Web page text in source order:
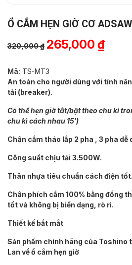
Ổ CẮM HẸN GIỜ CƠ
320,000₫ Giá
là:
320,000 ₫.
265,000 ₫Giá
là:
Mã: TS-MT3
An toàn cho người dùng với tính
tải (breaker).
Có thể hẹn giờ tắt/bật theo chu kì
chu kì cách nhau 15′)
Chân cắm tháo lắp 2 pha , 3 pha dễ
Công suất chịu tải 3.500W.
Thân nhựa tiêu chuẩn cách điện tốt.
Chân phích cắm 100% bằng đồng
tốt và không bị biến dạng, rò rỉ.
Thiết kế bắt mắt
Sản phẩm chính hãng của Toshino
Lan về ổ cắm hẹn giờ